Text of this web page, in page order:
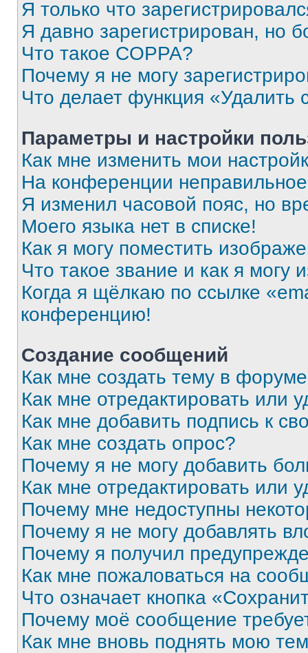
Я только что
Я давно зарегистрирован, но
Что такое COPPA?
Почему я не могу
Что делает функция «Удалить
Параметры и настройки
Как мне изменить мои
На конференции
Я изменил часовой пояс, но
Моего языка нет в списке!
Как я могу поместить
Что такое звание и как я могу
Когда я щёлкаю по ссылке
конференцию!
Создание сообщений
Как мне создать тему в
Как мне отредактировать или
Как мне добавить подпись к
Как мне создать опрос?
Почему я не могу добавить
Как мне отредактировать или
Почему мне недоступны
Почему я не могу добавлять
Почему я получил
Как мне пожаловаться на
Что означает кнопка
Почему моё сообщение
Как мне вновь поднять мою